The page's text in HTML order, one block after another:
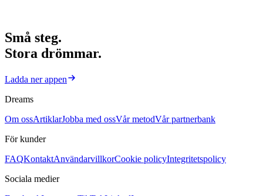
Små steg.
Stora drömmar.
Ladda ner appen
Dreams
Om ossArtiklarJobba med ossVår metodVår partnerbank
För kunder
FAQKontaktAnvändarvillkorCookie policyIntegritetspolicy
Sociala medier